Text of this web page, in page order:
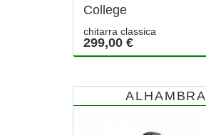
College
chitarra classica
299,00 €
ALHAMBRA